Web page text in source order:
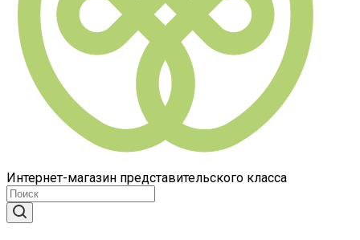
Интернет-магазин представительского класса